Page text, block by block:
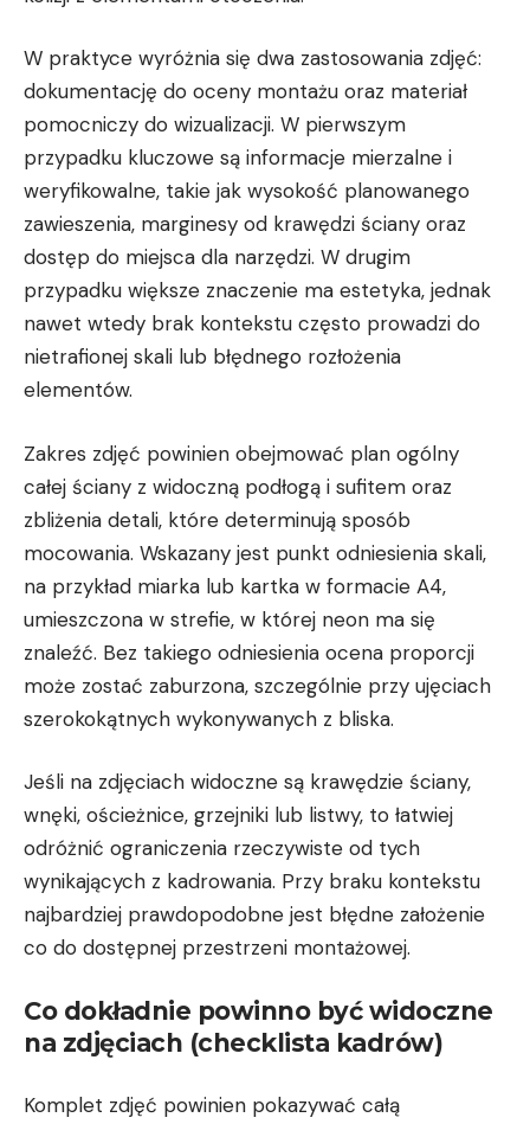
W praktyce wyróżnia się dwa zastosowania zdjęć:
dokumentację do oceny montażu oraz materiał
pomocniczy do wizualizacji. W pierwszym
przypadku kluczowe są informacje mierzalne i
weryfikowalne, takie jak wysokość planowanego
zawieszenia, marginesy od krawędzi ściany oraz
dostęp do miejsca dla narzędzi. W drugim
przypadku większe znaczenie ma estetyka, jednak
nawet wtedy brak kontekstu często prowadzi do
nietrafionej skali lub błędnego rozłożenia
elementów.
Zakres zdjęć powinien obejmować plan ogólny
całej ściany z widoczną podłogą i sufitem oraz
zbliżenia detali, które determinują sposób
mocowania. Wskazany jest punkt odniesienia skali,
na przykład miarka lub kartka w formacie A4,
umieszczona w strefie, w której neon ma się
znaleźć. Bez takiego odniesienia ocena proporcji
może zostać zaburzona, szczególnie przy ujęciach
szerokokątnych wykonywanych z bliska.
Jeśli na zdjęciach widoczne są krawędzie ściany,
wnęki, ościeżnice, grzejniki lub listwy, to łatwiej
odróżnić ograniczenia rzeczywiste od tych
wynikających z kadrowania. Przy braku kontekstu
najbardziej prawdopodobne jest błędne założenie
co do dostępnej przestrzeni montażowej.
Co dokładnie powinno być widoczne
na zdjęciach (checklista kadrów)
Komplet zdjęć powinien pokazywać całą